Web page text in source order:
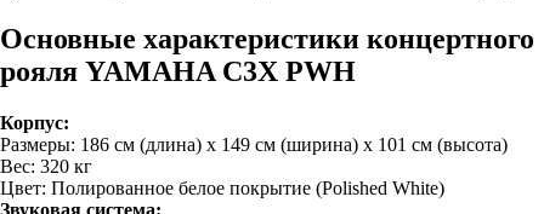
Основные характеристики концертного
рояля YAMAHA C3X PWH
Корпус:
Размеры: 186 см (длина) x 149 см (ширина) x 101 см (высота)
Вес: 320 кг
Цвет: Полированное белое покрытие (Polished White)